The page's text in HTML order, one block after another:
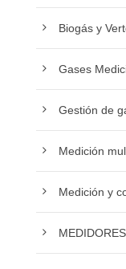
Biogás y
Gases
Gestión de
Medición
Medición y